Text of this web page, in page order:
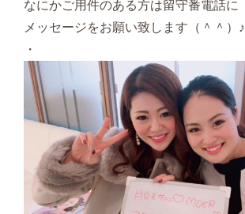
なにかご用件のある方は留守番電話に
メッセージをお願い致します（＾＾）♪
・